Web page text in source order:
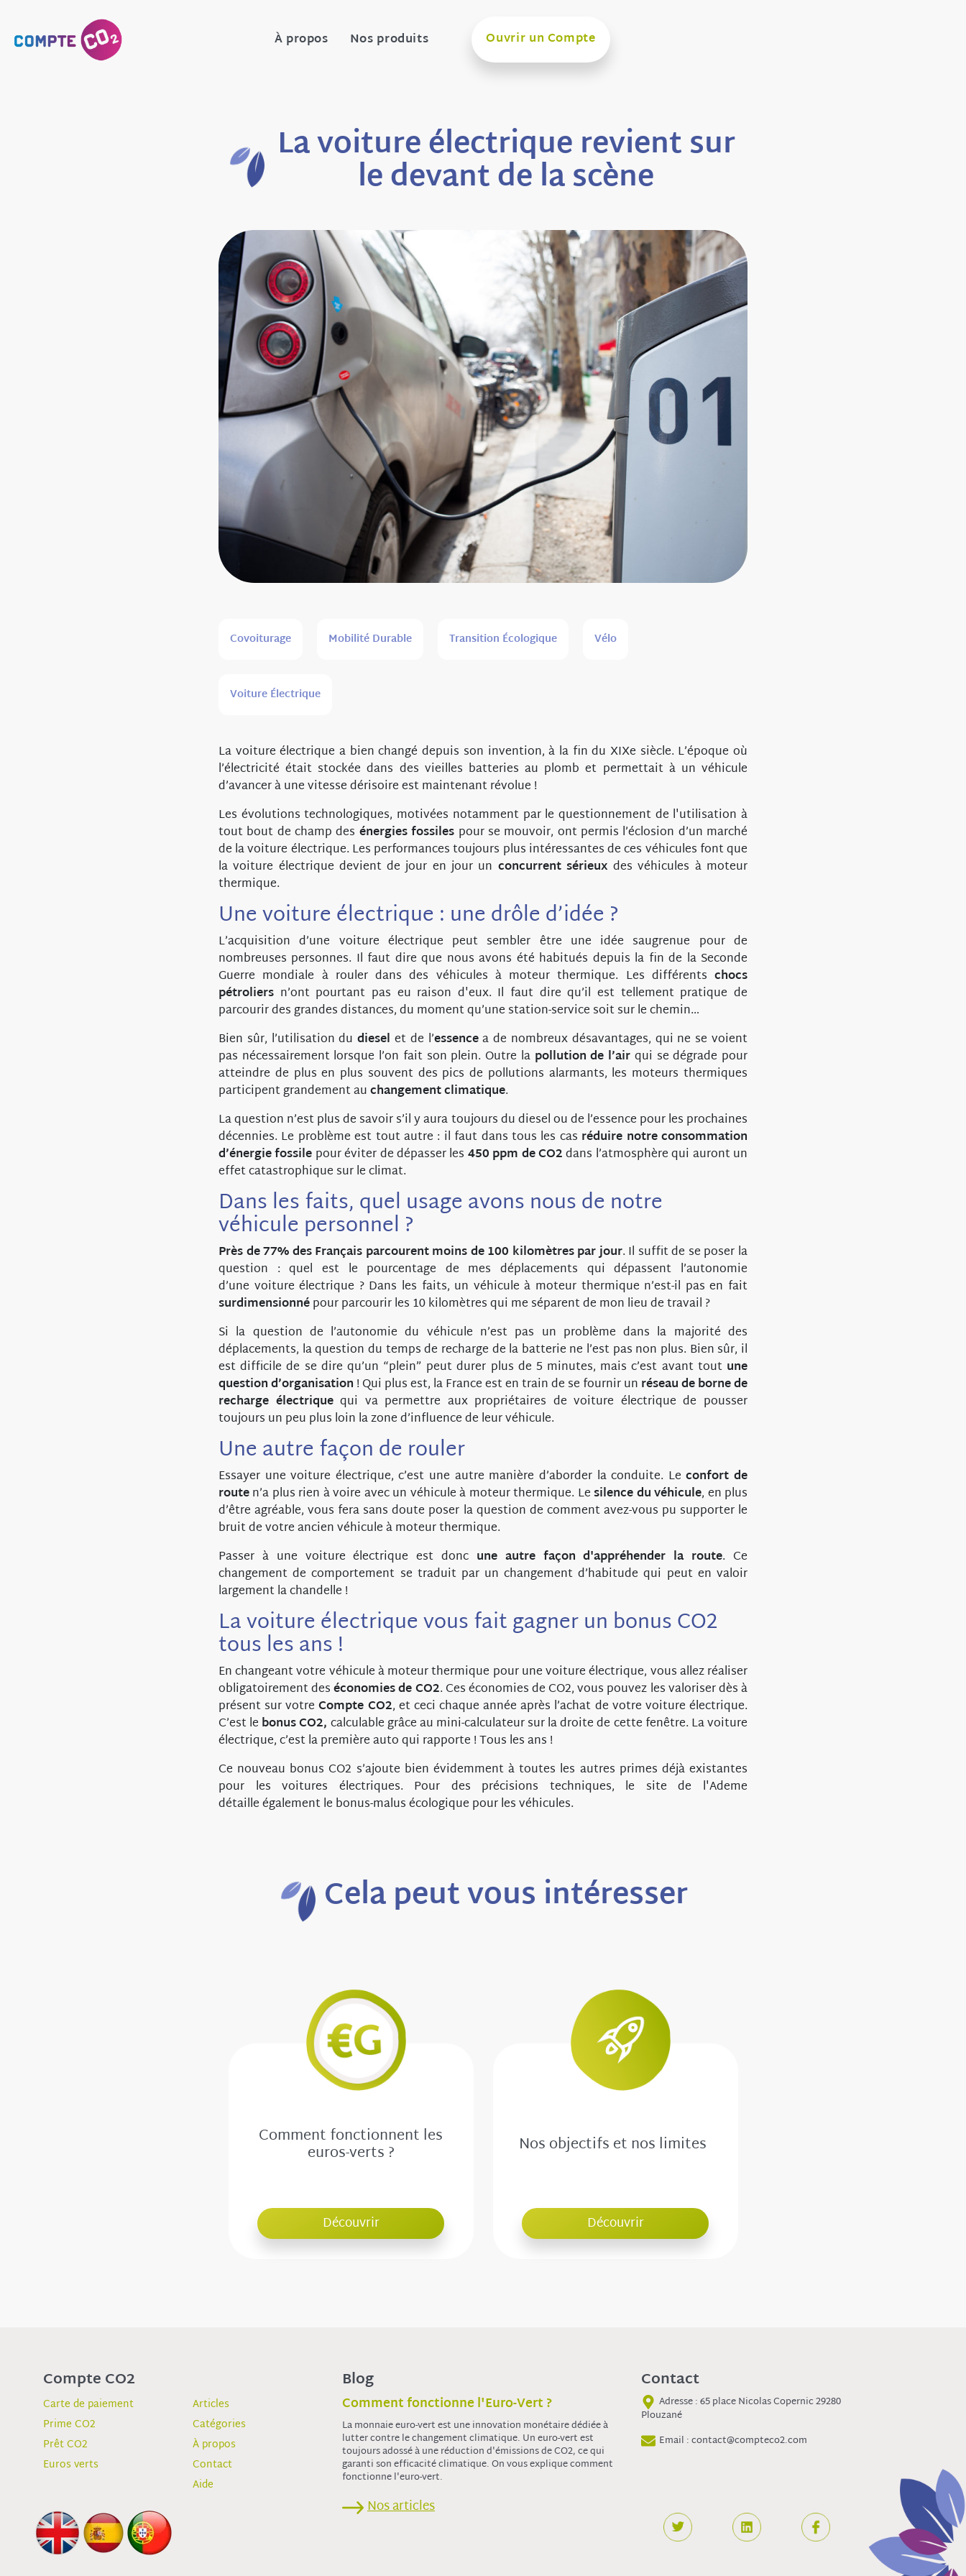
À propos Nos produits Ouvrir un Compte
La voiture électrique revient sur
le devant de la scène
Covoiturage Mobilité Durable Transition Écologique Vélo
Voiture Électrique
La voiture électrique a bien changé depuis son invention, à la fin du XIXe siècle. L’époque où
l’électricité était stockée dans des vieilles batteries au plomb et permettait à un véhicule
d’avancer à une vitesse dérisoire est maintenant révolue !
Les évolutions technologiques, motivées notamment par le questionnement de l'utilisation à
tout bout de champ des énergies fossiles pour se mouvoir, ont permis l’éclosion d’un marché
de la voiture électrique. Les performances toujours plus intéressantes de ces véhicules font que
la voiture électrique devient de jour en jour un concurrent sérieux des véhicules à moteur
thermique.
Une voiture électrique : une drôle d’idée ?
L’acquisition d’une voiture électrique peut sembler être une idée saugrenue pour de
nombreuses personnes. Il faut dire que nous avons été habitués depuis la fin de la Seconde
Guerre mondiale à rouler dans des véhicules à moteur thermique. Les différents chocs
pétroliers n’ont pourtant pas eu raison d'eux. Il faut dire qu’il est tellement pratique de
parcourir des grandes distances, du moment qu’une station-service soit sur le chemin…
Bien sûr, l’utilisation dudiesel et de l’essencea de nombreux désavantages, qui ne se voient
pas nécessairement lorsque l’on fait son plein. Outre la pollution de l’air qui se dégrade pour
atteindre de plus en plus souvent des pics de pollutions alarmants, les moteurs thermiques
participent grandement auchangement climatique.
La question n’est plus de savoir s’il y aura toujours du diesel ou de l’essence pour les prochaines
décennies. Le problème est tout autre : il faut dans tous les cas réduire notre consommation
d’énergie fossile pour éviter de dépasser les 450 ppm de CO2dans l’atmosphère qui auront un
effet catastrophique sur le climat.
Dans les faits, quel usage avons nous de notre
véhicule personnel ?
Près de 77% des Français parcourent moins de 100 kilomètres par jour. Il suffit de se poser la
question : quel est le pourcentage de mes déplacements qui dépassent l’autonomie
d’une voiture électrique ? Dans les faits, un véhicule à moteur thermique n’est-il pas en fait
surdimensionnépour parcourir les 10 kilomètres qui me séparent de mon lieu de travail ?
Si la question de l’autonomie du véhicule n’est pas un problème dans la majorité des
déplacements, la question du temps de recharge de la batterie ne l’est pas non plus. Bien sûr, il
est difficile de se dire qu’un “plein” peut durer plus de 5 minutes, mais c’est avant tout une
question d’organisation ! Qui plus est, la France est en train de se fournir un réseau de borne de
recharge électriquequi va permettre aux propriétaires de voiture électrique de pousser
toujours un peu plus loin la zone d’influence de leur véhicule.
Une autre façon de rouler
Essayer une voiture électrique, c’est une autre manière d’aborder la conduite. Leconfort de
routen’a plus rien à voire avec un véhicule à moteur thermique. Lesilence du véhicule, en plus
d’être agréable, vous fera sans doute poser la question de comment avez-vous pu supporter le
bruit de votre ancien véhicule à moteur thermique.
Passer à une voiture électrique est donc une autre façon d'appréhender la route. Ce
changement de comportement se traduit par un changement d’habitude qui peut en valoir
largement la chandelle !
La voiture électrique vous fait gagner un bonus CO2
tous les ans !
En changeant votre véhicule à moteur thermique pour une voiture électrique, vous allez réaliser
obligatoirement deséconomies de CO2. Ces économies de CO2, vous pouvez les valoriser dès à
présent sur votreCompte CO2, et ceci chaque année après l’achat de votre voiture électrique.
C’est le bonus CO2, calculable grâce au mini-calculateur sur la droite de cette fenêtre. La voiture
électrique, c’est la première auto qui rapporte ! Tous les ans !
Ce nouveau bonus CO2 s’ajoute bien évidemment à toutes les autres primes déjà existantes
pour les voitures électriques. Pour des précisions techniques, le site de l'Ademe
détaille également le bonus-malus écologique pour les véhicules.
Cela peut vous intéresser
Comment fonctionnent les
euros-verts ?
Découvrir
Nos objectifs et nos limites
Découvrir
Compte CO2
Carte de paiement
Prime CO2
Prêt CO2
Euros verts
Articles
Catégories
À propos
Contact
Aide
Blog
Comment fonctionne l'Euro-Vert ?
La monnaie euro-vert est une innovation monétaire dédiée à
lutter contre le changement climatique. Un euro-vert est
toujours adossé à une réduction d'émissions de CO2, ce qui
garanti son efficacité climatique. On vous explique comment
fonctionne l'euro-vert.
Nos articles
Contact
Adresse : 65 place Nicolas Copernic 29280
Plouzané
Email : contact@compteco2.com